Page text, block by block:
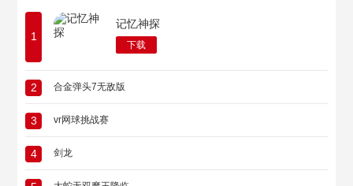
1
记忆神探
下载
2 合金弹头7无敌版
3 vr网球挑战赛
4 剑龙